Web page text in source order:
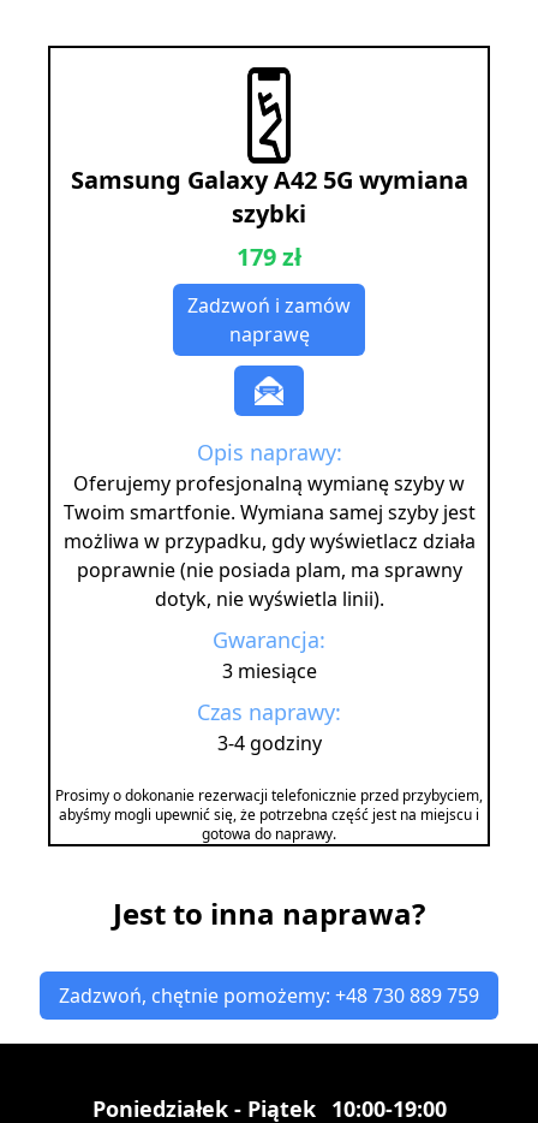
Samsung Galaxy A42 5G wymiana
szybki
179 zł
Zadzwoń i zamów
naprawę
Opis naprawy:
Oferujemy profesjonalną wymianę szyby w
Twoim smartfonie. Wymiana samej szyby jest
możliwa w przypadku, gdy wyświetlacz działa
poprawnie (nie posiada plam, ma sprawny
dotyk, nie wyświetla linii).
Gwarancja:
3 miesiące
Czas naprawy:
3-4 godziny
Prosimy o dokonanie rezerwacji telefonicznie przed przybyciem,
abyśmy mogli upewnić się, że potrzebna część jest na miejscu i
gotowa do naprawy.
Jest to inna naprawa?
Zadzwoń, chętnie pomożemy: +48 730 889 759
Poniedziałek - Piątek 10:00-19:00